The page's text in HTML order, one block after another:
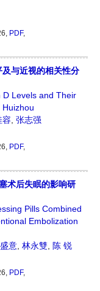
PDF,
与近视的相关性分
D Levels and Their
容 张志强
PDF,
术后失眠的影响研
Pills Combined
Embolization
意 林永雙
陈 锐
PDF,